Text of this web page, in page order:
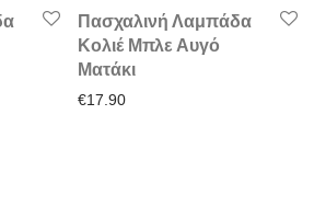
Πασχαλινή Λαμπάδα
Κολιέ Μπλε Αυγό
Ματάκι
€17.90